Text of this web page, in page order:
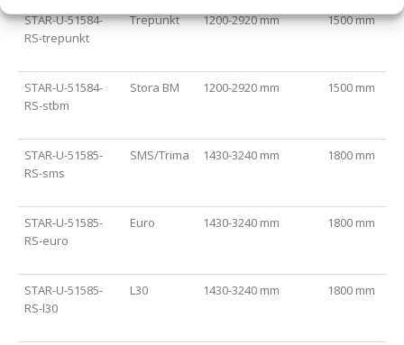
STAR-U-51584-
RS-trepunkt
Trepunkt 1200-2920 mm 1500 mm
STAR-U-51584-
RS-stbm
Stora BM 1200-2920 mm 1500 mm
STAR-U-51585-
RS-sms
SMS/Trima 1430-3240 mm 1800 mm
STAR-U-51585-
RS-euro
Euro 1430-3240 mm 1800 mm
STAR-U-51585-
RS-l30
L30 1430-3240 mm 1800 mm